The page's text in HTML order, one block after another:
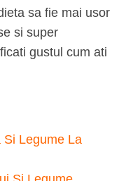
sa fie mai usor
si super
gustul cum ati
Si Legume La